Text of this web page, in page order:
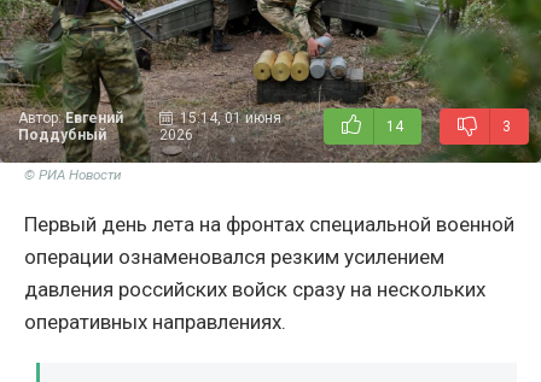
Автор:Евгений
Поддубный
15:14, 01 июня
2026
14 3
© РИА Новости
Первый день лета на фронтах специальной военной
операции ознаменовался резким усилением
давления российских войск сразу на нескольких
оперативных направлениях.